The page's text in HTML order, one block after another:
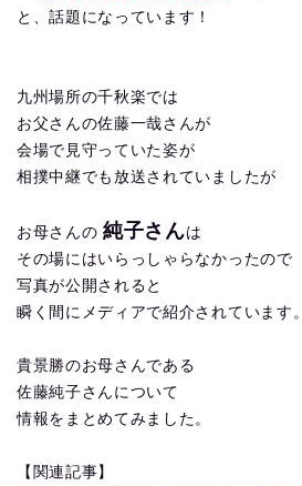
と、話題になっています！
九州場所の千秋楽では
お父さんの佐藤一哉さんが
会場で見守っていた姿が
相撲中継でも放送されていましたが
お母さんの純子さんは
その場にはいらっしゃらなかったので
写真が公開されると
瞬く間にメディアで紹介されています。
貴景勝のお母さんである
佐藤純子さんについて
情報をまとめてみました。
【関連記事】